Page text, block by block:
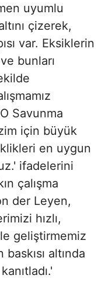
uyumlu
çizerek,
var. Eksiklerin
bunları
Savunma
için büyük
en uygun
ifadelerini
çalışma
der Leyen,
hızlı,
geliştirmemiz
altında